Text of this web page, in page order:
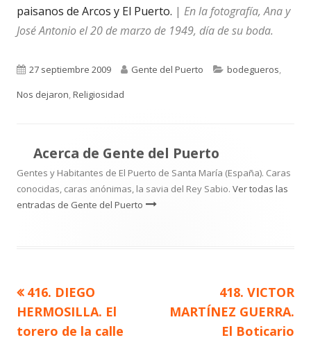
paisanos de Arcos y El Puerto. | En la fotografía, Ana y
José Antonio el 20 de marzo de 1949, día de su boda.
Publicado
el
27 septiembre 2009 Autor
Gente del Puerto Categorías
bodegueros
Nos dejaron Religiosidad
Acerca de Gente del Puerto
Gentes y Habitantes de El Puerto de Santa María (España). Caras
conocidas, caras anónimas, la savia del Rey Sabio. Ver todas las
entradas de Gente del Puerto
Navegación
de
Artículo
anterior
416. DIEGO
HERMOSILLA. El
torero de la calle
Artículo
siguiente
418. VICTOR
MARTÍNEZ GUERRA.
El Boticario